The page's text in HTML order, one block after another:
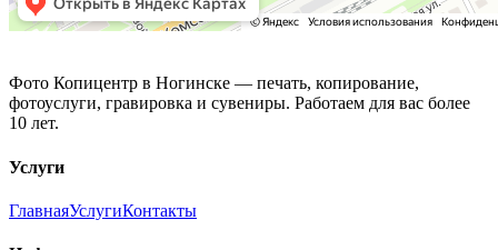
Фото Копицентр в Ногинске — печать, копирование,
фотоуслуги, гравировка и сувениры. Работаем для вас более
10 лет.
Услуги
ГлавнаяУслугиКонтакты